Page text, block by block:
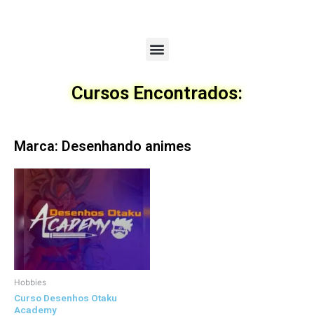
Menu
Cursos Encontrados:
Marca: Desenhando animes
Hobbies
Curso Desenhos Otaku
Academy